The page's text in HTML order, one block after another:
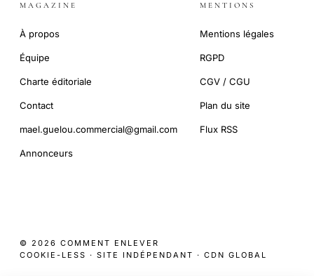
MAGAZINE
À propos
Équipe
Charte éditoriale
Contact
mael.guelou.commercial@gmail.com
Annonceurs
MENTIONS
Mentions légales
RGPD
CGV / CGU
Plan du site
Flux RSS
© 2026 COMMENT ENLEVER
COOKIE-LESS · SITE INDÉPENDANT · CDN GLOBAL